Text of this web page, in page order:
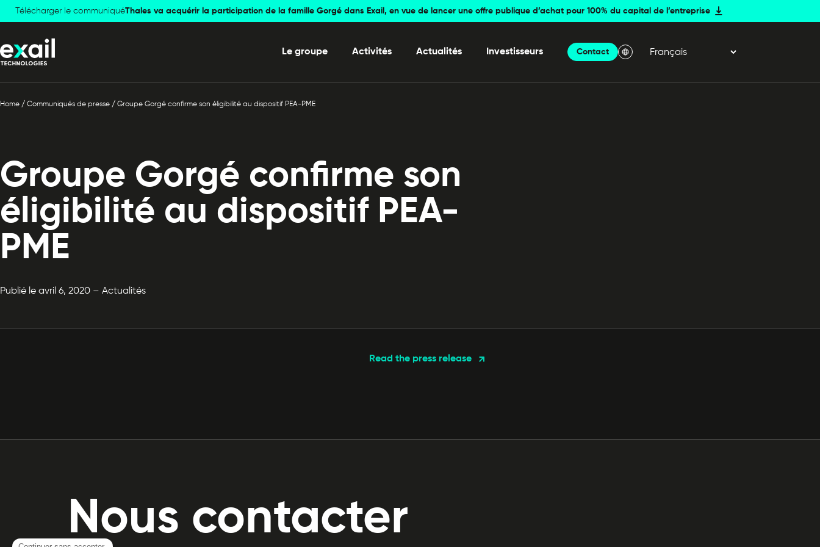
Skip to
navigation
Skip to
content
Télécharger le communiquéThales va acquérir la participation de la famille Gorgé dans Exail, en vue de lancer une offre publique d’achat pour 100% du capital de l’entreprise
Le groupe Activités Actualités Investisseurs Contact
Menu Langue
Home / Communiqués de presse / Groupe Gorgé confirme son éligibilité au dispositif PEA-PME
Groupe Gorgé confirme son
éligibilité au dispositif PEA-
PME
Publié le avril 6, 2020 – Actualités
Read the press release
Nous contacter